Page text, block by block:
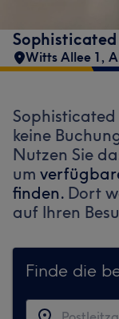
Witts Allee 1,
keine
Nutzen Sie
um
finden. Dort
auf Ihren
Finde die